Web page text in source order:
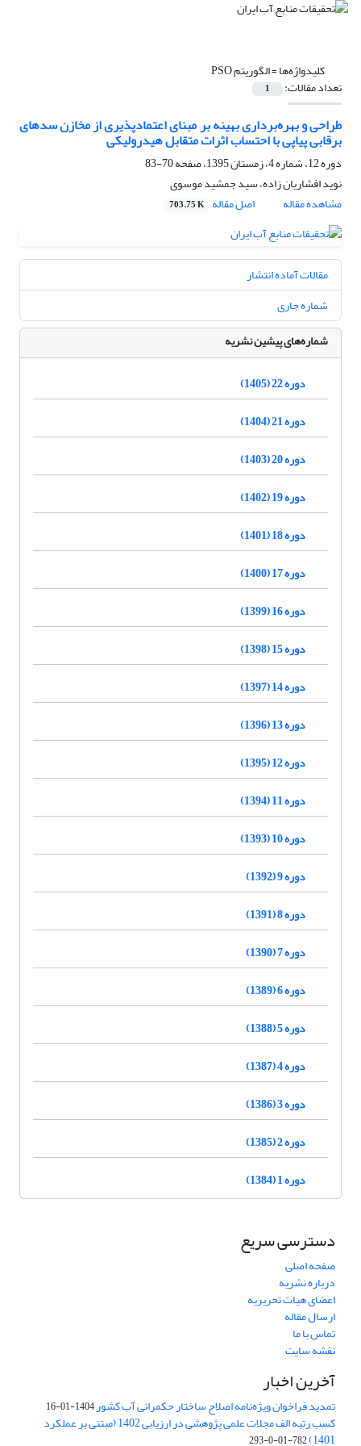
کلیدواژه‌ها =الگوریتم PSO
تعداد مقالات: 1
طراحی و بهره‌برداری بهینه بر مبنای اعتمادپذیری از مخازن سدهای
برقابی پیاپی با احتساب اثرات متقابل هیدرولیکی
دوره 12، شماره 4، زمستان 1395، صفحه
70-83
نوید افشاریان زاده، سید جمشید موسوی
مشاهده مقاله
اصل مقاله 703.75 K
مقالات آماده انتشار
شماره جاری
شماره‌های پیشین نشریه
دوره 22 (1405)
دوره 21 (1404)
دوره 20 (1403)
دوره 19 (1402)
دوره 18 (1401)
دوره 17 (1400)
دوره 16 (1399)
دوره 15 (1398)
دوره 14 (1397)
دوره 13 (1396)
دوره 12 (1395)
دوره 11 (1394)
دوره 10 (1393)
دوره 9 (1392)
دوره 8 (1391)
دوره 7 (1390)
دوره 6 (1389)
دوره 5 (1388)
دوره 4 (1387)
دوره 3 (1386)
دوره 2 (1385)
دوره 1 (1384)
دسترسی سریع
صفحه اصلی
درباره نشریه
اعضای هیات تحریریه
ارسال مقاله
تماس با ما
نقشه سایت
آخرین اخبار
تمدید فراخوان ویژه‌نامه اصلاح ساختار حکمرانی آب کشور1404-01-16
کسب رتبه الف مجلات علمی پژوهشی در ارزیابی 1402 (مبتنی بر عملکرد
1401)
782-01-0-293